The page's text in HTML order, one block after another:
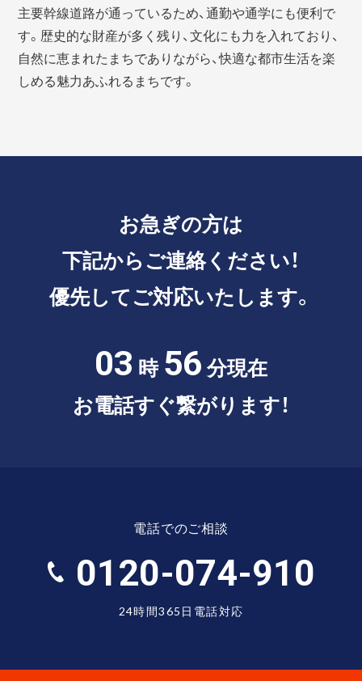
主要幹線道路が通っているため、通勤や通学にも便利で
す。歴史的な財産が多く残り、文化にも力を入れており、
自然に恵まれたまちでありながら、快適な都市生活を楽
しめる魅力あふれるまちです。
お急ぎの方は
下記からご連絡ください！
優先してご対応いたします。
03 時56分現在
お電話すぐ繋がります！
電話でのご相談
0120-074-910
24時間365日電話対応